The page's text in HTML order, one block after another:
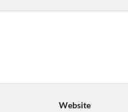
Website